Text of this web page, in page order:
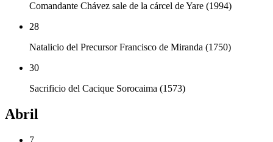
Comandante Chávez sale de la cárcel de Yare (1994)
28
Natalicio del Precursor Francisco de Miranda (1750)
30
Sacrificio del Cacique Sorocaima (1573)
Abril
7